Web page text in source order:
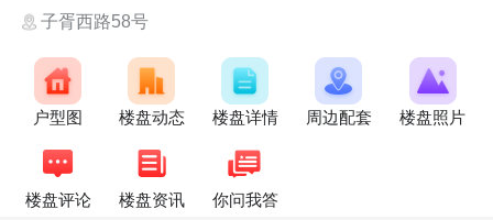
子胥西路58号
户型图 楼盘动态 楼盘详情 周边配套 楼盘照片
楼盘评论 楼盘资讯 你问我答